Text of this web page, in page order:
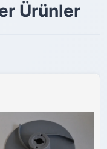
Ürünler